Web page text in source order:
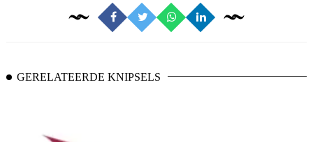
GERELATEERDE KNIPSELS